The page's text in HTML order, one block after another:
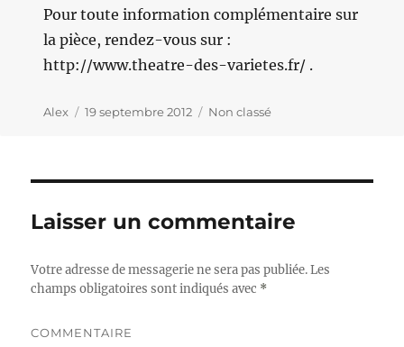
Pour toute information complémentaire sur
la pièce, rendez-vous sur :
http://www.theatre-des-varietes.fr/ .
Auteur
Alex
Publié
19 septembre 2012 Catégories
Non classé
Laisser un commentaire
Votre adresse de messagerie ne sera pas publiée.Les
champs obligatoires sont indiqués avec *
COMMENTAIRE